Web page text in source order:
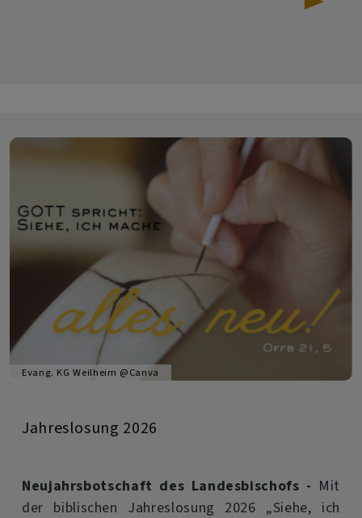
Evang. KG Weilheim @Canva
Jahreslosung 2026
Neujahrsbotschaft des Landesbischofs - Mit
der biblischen Jahreslosung 2026 „Siehe, ich